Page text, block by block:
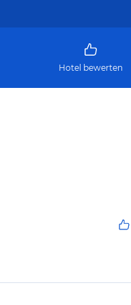
Hotel bewerten